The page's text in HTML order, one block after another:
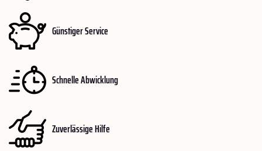
Günstiger Service
Schnelle Abwicklung
Zuverlässige Hilfe